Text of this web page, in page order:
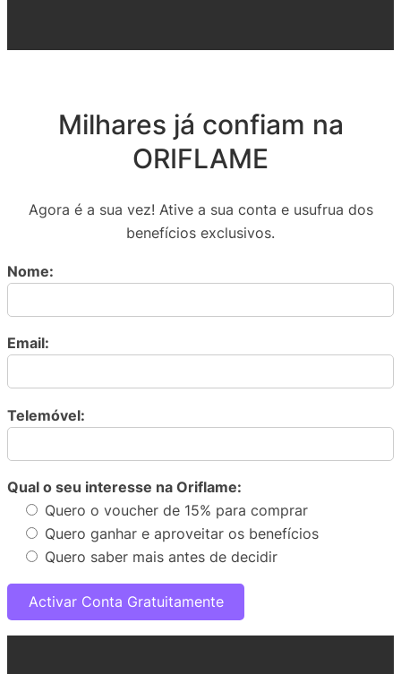
Milhares já confiam na
ORIFLAME
Agora é a sua vez! Ative a sua conta e usufrua dos
benefícios exclusivos.
Nome:
Email:
Telemóvel:
Qual o seu interesse na Oriflame:
Quero o voucher de 15% para comprar
Quero ganhar e aproveitar os benefícios
Quero saber mais antes de decidir